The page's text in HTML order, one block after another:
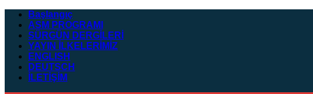
Başlangıç
ASM PROGRAMI
SÜRGÜN DERGİLERİ
YAYIN İLKELERİMİZ
ENGLISH
DEUTSCH
İLETİŞİM